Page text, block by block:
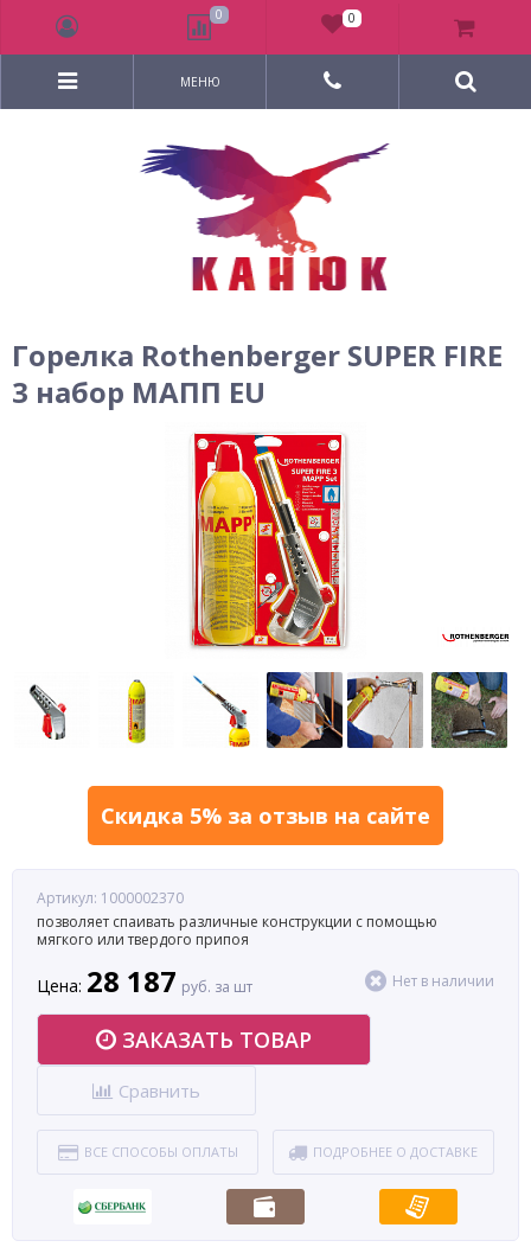
МЕНЮ
Горелка Rothenberger SUPER FIRE
3 набор МАПП EU
Скидка 5% за отзыв на сайте
Артикул: 1000002370
позволяет спаивать различные конструкции с помощью
мягкого или твердого припоя
Цена: 28 187 руб. за шт Нет в наличии
ЗАКАЗАТЬ ТОВАР
Сравнить
ВСЕ СПОСОБЫ ОПЛАТЫ ПОДРОБНЕЕ О ДОСТАВКЕ
0 0